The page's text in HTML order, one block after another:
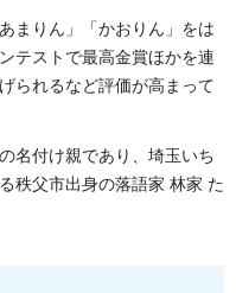
まりん」「かおりん」をは
テストで最高金賞ほかを連
られるなど評価が高まって
名付け親であり、埼玉いち
秩父市出身の落語家 林家 た